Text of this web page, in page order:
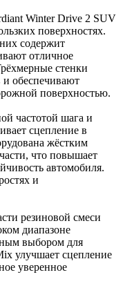
Winter Drive 2 SUV
поверхностях.
содержит
отличное
стенки
и обеспечивают
поверхностью.
частотой шага и
сцепление в
жёстким
что повышает
автомобиля.
и
резиновой смеси
диапазоне
выбором для
улучшает сцепление
уверенное